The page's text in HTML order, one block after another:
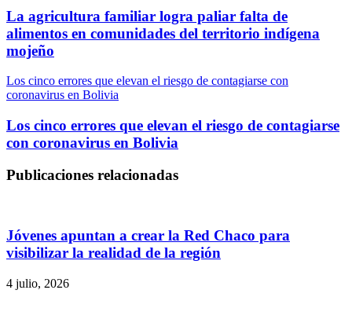
La agricultura familiar logra paliar falta de
alimentos en comunidades del territorio indígena
mojeño
Los cinco errores que elevan el riesgo de contagiarse con
coronavirus en Bolivia
Los cinco errores que elevan el riesgo de contagiarse
con coronavirus en Bolivia
Publicaciones relacionadas
Jóvenes apuntan a crear la Red Chaco para
visibilizar la realidad de la región
4 julio, 2026